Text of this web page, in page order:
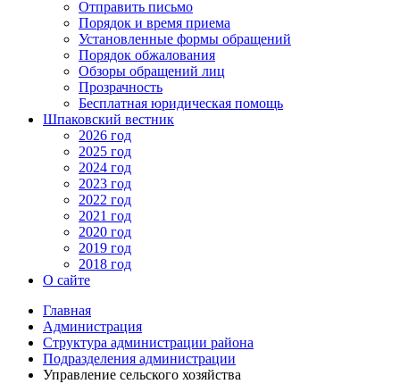
Отправить письмо
Порядок и время приема
Установленные формы обращений
Порядок обжалования
Обзоры обращений лиц
Прозрачность
Бесплатная юридическая помощь
Шпаковский вестник
2026 год
2025 год
2024 год
2023 год
2022 год
2021 год
2020 год
2019 год
2018 год
О сайте
Главная
Администрация
Структура администрации района
Подразделения администрации
Управление сельского хозяйства